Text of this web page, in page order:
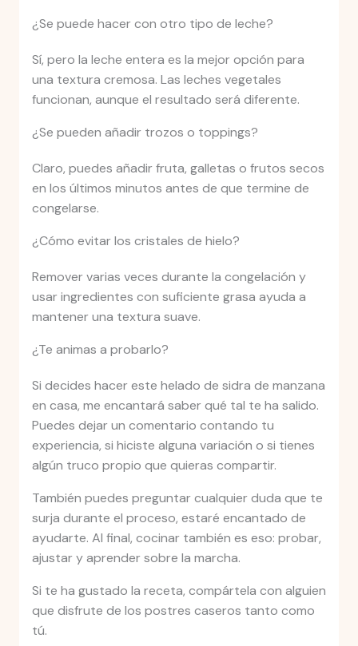
¿Se puede hacer con otro tipo de leche?
Sí, pero la leche entera es la mejor opción para
una textura cremosa. Las leches vegetales
funcionan, aunque el resultado será diferente.
¿Se pueden añadir trozos o toppings?
Claro, puedes añadir fruta, galletas o frutos secos
en los últimos minutos antes de que termine de
congelarse.
¿Cómo evitar los cristales de hielo?
Remover varias veces durante la congelación y
usar ingredientes con suficiente grasa ayuda a
mantener una textura suave.
¿Te animas a probarlo?
Si decides hacer este helado de sidra de manzana
en casa, me encantará saber qué tal te ha salido.
Puedes dejar un comentario contando tu
experiencia, si hiciste alguna variación o si tienes
algún truco propio que quieras compartir.
También puedes preguntar cualquier duda que te
surja durante el proceso, estaré encantado de
ayudarte. Al final, cocinar también es eso: probar,
ajustar y aprender sobre la marcha.
Si te ha gustado la receta, compártela con alguien
que disfrute de los postres caseros tanto como
tú.